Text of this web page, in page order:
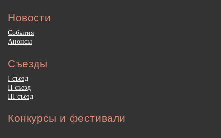
Новости
События
Анонсы
Съезды
I съезд
II съезд
III съезд
Конкурсы и фестивали